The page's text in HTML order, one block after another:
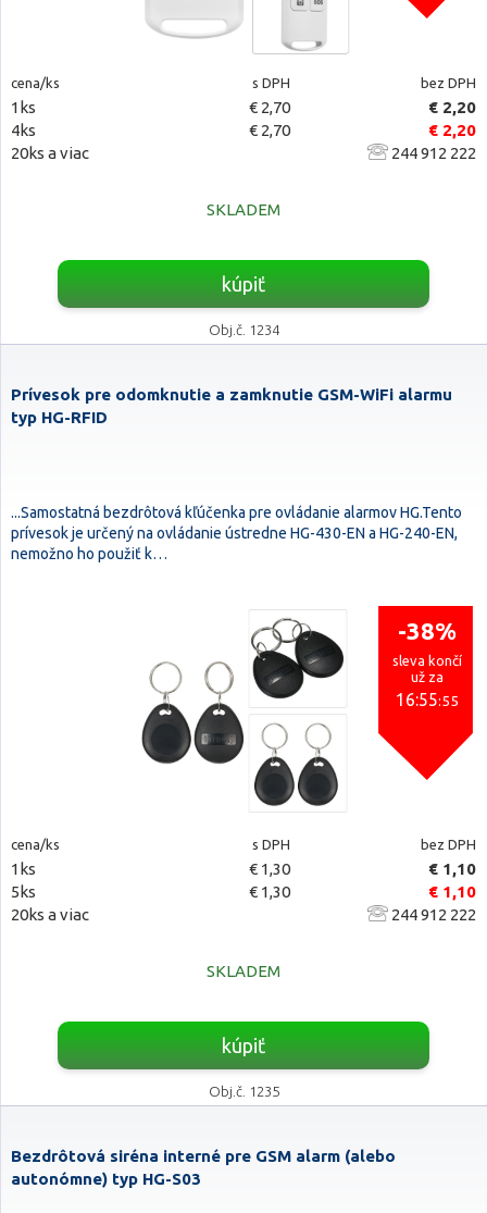
cena/ks s DPH bez DPH
1ks € 2,70
€ 2,20
4ks
€ 2,70
€ 2,20
20ks a viac
244 912 222
SKLADEM
kúpiť
Obj.č. 1234
Prívesok pre odomknutie a zamknutie GSM-WiFi alarmu
typ HG-RFID
...Samostatná bezdrôtová kľúčenka pre ovládanie alarmov HG.Tento
prívesok je určený na ovládanie ústredne HG-430-EN a HG-240-EN,
nemožno ho použiť k…
-38%
sleva končí
už za
16:55:54
cena/ks s DPH bez DPH
1ks € 1,30
€ 1,10
5ks
€ 1,30
€ 1,10
20ks a viac
244 912 222
SKLADEM
kúpiť
Obj.č. 1235
Bezdrôtová siréna interné pre GSM alarm (alebo
autonómne) typ HG-S03